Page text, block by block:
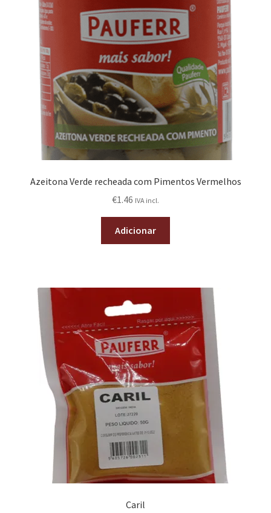
Azeitona Verde recheada com Pimentos Vermelhos
€1.46 IVA incl.
Adicionar
Caril